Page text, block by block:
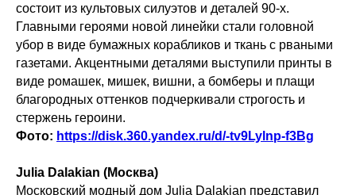
состоит из культовых силуэтов и деталей 90-х.
Главными героями новой линейки стали головной
убор в виде бумажных корабликов и ткань с рваными
газетами. Акцентными деталями выступили принты в
виде ромашек, мишек, вишни, а бомберы и плащи
благородных оттенков подчеркивали строгость и
стержень героини.
Фото: https://disk.360.yandex.ru/d/-tv9Lylnp-f3Bg
Julia Dalakian (Москва)
Московский модный дом Julia Dalakian представил